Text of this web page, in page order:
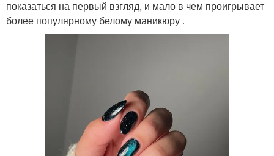
показаться на первый взгляд, и мало в чем проигрывает
более популярному белому маникюру .